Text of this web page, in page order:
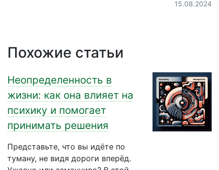
15.08.2024
Похожие статьи
Неопределенность в
жизни: как она влияет на
психику и помогает
принимать решения
Представьте, что вы идёте по
туману, не видя дороги вперёд.